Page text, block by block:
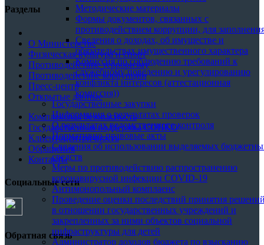
Методические материалы
Формы документов, связанных с
противодействием коррупции, для
Сведения о доходах, об имуществе и
обязательствах имущественного характера
Комиссия по соблюдению требований к
служебному поведению и урегулированию
конфликта интересов (аттестационная
комиссия))
Государственные закупки
Информация о результатах проверок
О результатах ведомственного контроля
Нормативно-правовые акты
Сведения об использовании выделяемых
средств
Меры по противодействию распространению
коронавирусной инфекции COVID-19
Антимонопольный комплаенс
Проведение оценки последствий принятия
в отношении государственных учреждений и
закрепленных за ними объектов социальной
инфраструктуры для детей
Администратор доходов бюджета по взысканию
Разделы
О Министерстве
Физическая культура и спорт
Противодействие терроризму
Противодействие коррупции
Пресс-центр
Открытые данные
Комплексная безопасность
Государственная поддержка СОНКО
Клиентоцентричность
Обращения
Контакты
Социальные сети
Обратная связь